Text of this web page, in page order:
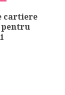
cartiere
pentru